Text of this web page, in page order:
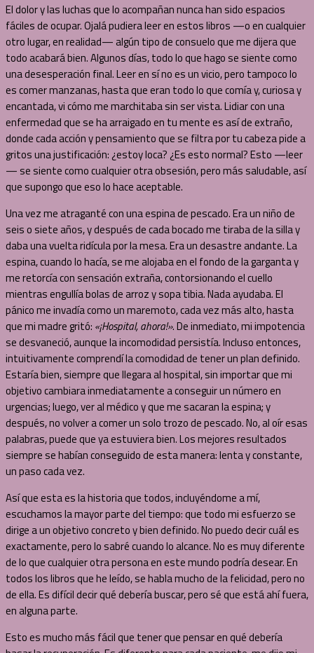
El dolor y las luchas que lo acompañan nunca han sido espacios
fáciles de ocupar. Ojalá pudiera leer en estos libros —o en cualquier
otro lugar, en realidad— algún tipo de consuelo que me dijera que
todo acabará bien. Algunos días, todo lo que hago se siente como
una desesperación final. Leer en sí no es un vicio, pero tampoco lo
es comer manzanas, hasta que eran todo lo que comía y, curiosa y
encantada, vi cómo me marchitaba sin ser vista. Lidiar con una
enfermedad que se ha arraigado en tu mente es así de extraño,
donde cada acción y pensamiento que se filtra por tu cabeza pide a
gritos una justificación: ¿estoy loca? ¿Es esto normal? Esto —leer
— se siente como cualquier otra obsesión, pero más saludable, así
que supongo que eso lo hace aceptable.
Una vez me atraganté con una espina de pescado. Era un niño de
seis o siete años, y después de cada bocado me tiraba de la silla y
daba una vuelta ridícula por la mesa. Era un desastre andante. La
espina, cuando lo hacía, se me alojaba en el fondo de la garganta y
me retorcía con sensación extraña, contorsionando el cuello
mientras engullía bolas de arroz y sopa tibia. Nada ayudaba. El
pánico me invadía como un maremoto, cada vez más alto, hasta
que mi madre gritó: «¡Hospital, ahora!». De inmediato, mi impotencia
se desvaneció, aunque la incomodidad persistía. Incluso entonces,
intuitivamente comprendí la comodidad de tener un plan definido.
Estaría bien, siempre que llegara al hospital, sin importar que mi
objetivo cambiara inmediatamente a conseguir un número en
urgencias; luego, ver al médico y que me sacaran la espina; y
después, no volver a comer un solo trozo de pescado. No, al oír esas
palabras, puede que ya estuviera bien. Los mejores resultados
siempre se habían conseguido de esta manera: lenta y constante,
un paso cada vez.
Así que esta es la historia que todos, incluyéndome a mí,
escuchamos la mayor parte del tiempo: que todo mi esfuerzo se
dirige a un objetivo concreto y bien definido. No puedo decir cuál es
exactamente, pero lo sabré cuando lo alcance. No es muy diferente
de lo que cualquier otra persona en este mundo podría desear. En
todos los libros que he leído, se habla mucho de la felicidad, pero no
de ella. Es difícil decir qué debería buscar, pero sé que está ahí fuera,
en alguna parte.
Esto es mucho más fácil que tener que pensar en qué debería